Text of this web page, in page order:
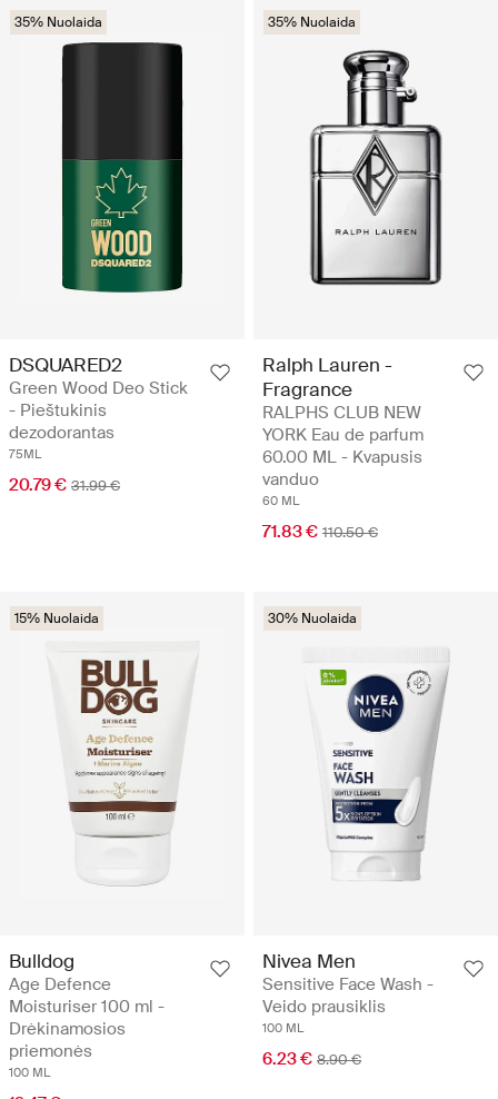
35% Nuolaida
DSQUARED2
Green Wood Deo Stick
- Pieštukinis
dezodorantas
75ML
20.79 € 31.99 €
35% Nuolaida
Ralph Lauren -
Fragrance
RALPHS CLUB NEW
YORK Eau de parfum
60.00 ML - Kvapusis
vanduo
60 ML
71.83 € 110.50 €
15% Nuolaida
Bulldog
Age Defence
Moisturiser 100 ml -
Drėkinamosios
priemonės
100 ML
30% Nuolaida
Nivea Men
Sensitive Face Wash -
Veido prausiklis
100 ML
6.23 € 8.90 €